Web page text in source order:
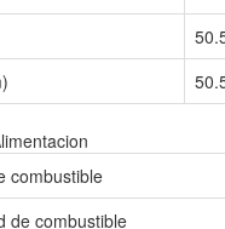
combustible
de combustible